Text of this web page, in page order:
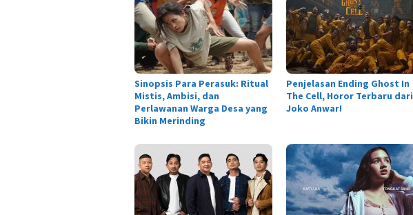
Sinopsis Para Perasuk: Ritual
Mistis, Ambisi, dan
Perlawanan Warga Desa yang
Bikin Merinding
Penjelasan Ending Ghost In
The Cell, Horor Terbaru dari
Joko Anwar!